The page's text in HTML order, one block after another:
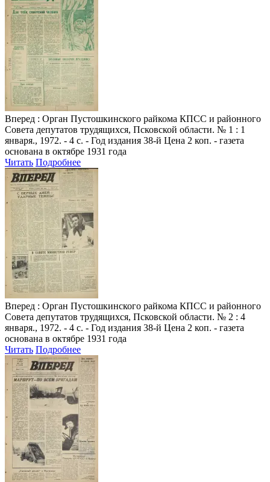
Вперед : Орган Пустошкинского райкома КПСС и районного
Совета депутатов трудящихся, Псковской области. № 1 : 1
января., 1972. - 4 с. - Год издания 38-й Цена 2 коп. - газета
основана в октябре 1931 года
Читать Подробнее
Вперед : Орган Пустошкинского райкома КПСС и районного
Совета депутатов трудящихся, Псковской области. № 2 : 4
января., 1972. - 4 с. - Год издания 38-й Цена 2 коп. - газета
основана в октябре 1931 года
Читать Подробнее